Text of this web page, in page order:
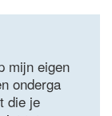
mijn eigen
onderga
die je